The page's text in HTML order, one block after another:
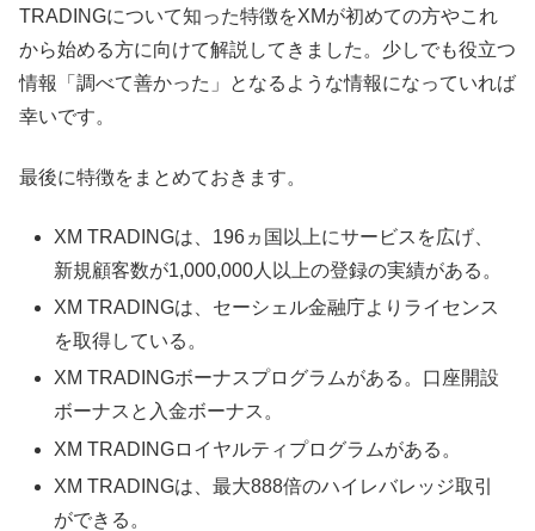
TRADINGについて知った特徴をXMが初めての方やこれ
から始める方に向けて解説してきました。少しでも役立つ
情報「調べて善かった」となるような情報になっていれば
幸いです。
最後に特徴をまとめておきます。
XM TRADINGは、196ヵ国以上にサービスを広げ、
新規顧客数が1,000,000人以上の登録の実績がある。
XM TRADINGは、セーシェル金融庁よりライセンス
を取得している。
XM TRADINGボーナスプログラムがある。口座開設
ボーナスと入金ボーナス。
XM TRADINGロイヤルティプログラムがある。
XM TRADINGは、最大888倍のハイレバレッジ取引
ができる。